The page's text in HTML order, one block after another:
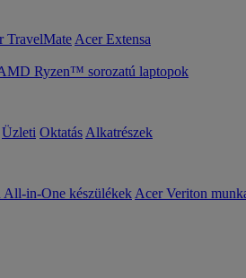
TravelMate Acer Extensa
Ryzen™ sorozatú laptopok
Üzleti Oktatás Alkatrészek
All-in-One készülékek Acer Veriton